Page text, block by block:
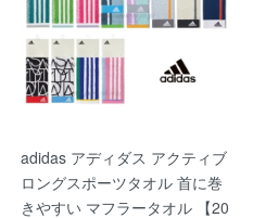
adidas アディダス アクティブ
ロングスポーツタオル 首に巻
きやすい マフラータオル 【20